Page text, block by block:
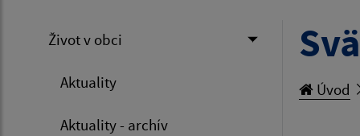
Život v obci
Aktuality
Aktuality - archív
Úvod